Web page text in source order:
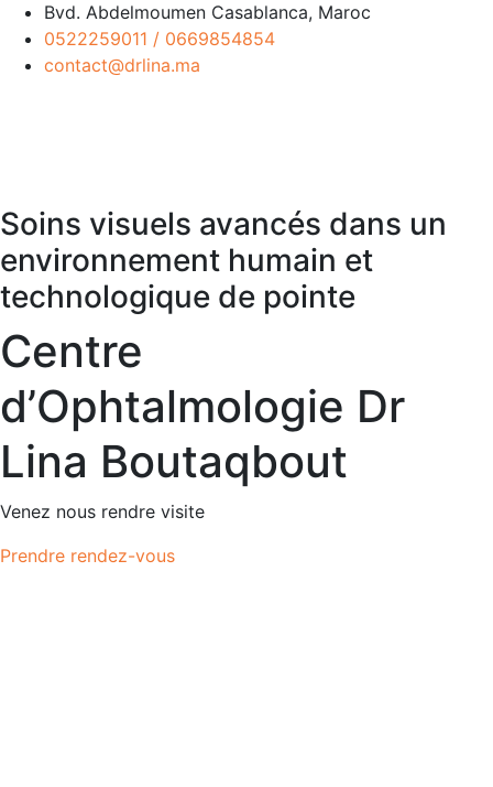
Bvd. Abdelmoumen Casablanca, Maroc
0522259011 / 0669854854
contact@drlina.ma
Soins visuels avancés dans un
environnement humain et
technologique de pointe
Centre
d’Ophtalmologie Dr
Lina Boutaqbout
Venez nous rendre visite
Prendre rendez-vous